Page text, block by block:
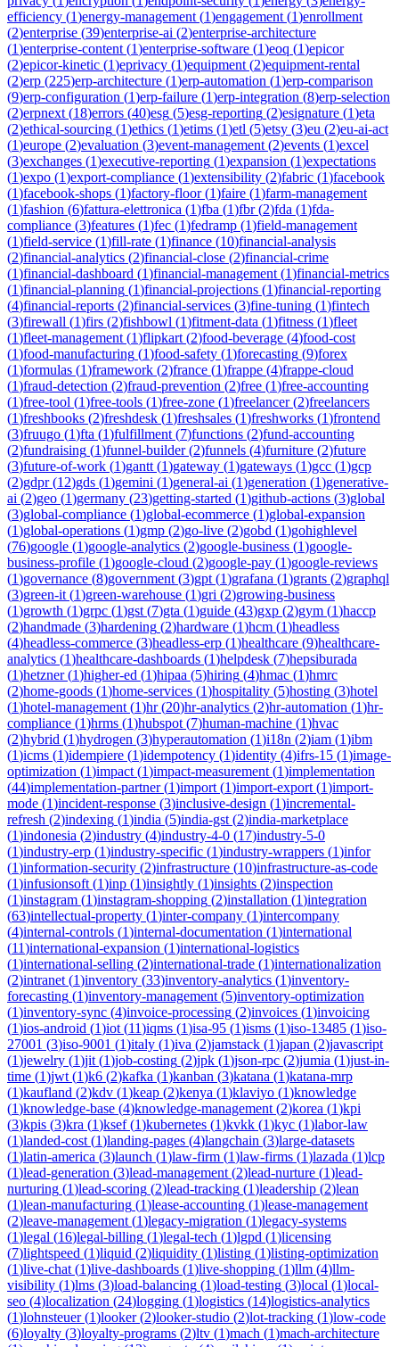
efficiency (1)energy-management (1)engagement (1)enrollment
(2)enterprise (39)enterprise-ai (2)enterprise-architecture
(1)enterprise-content (1)enterprise-software (1)eoq (1)epicor
(2)epicor-kinetic (1)eprivacy (1)equipment (2)equipment-rental
(2)erp (225)erp-architecture (1)erp-automation (1)erp-comparison
(9)erp-configuration (1)erp-failure (1)erp-integration (8)erp-selection
(2)erpnext (18)errors (40)esg (5)esg-reporting (2)esignature (1)eta
(2)ethical-sourcing (1)ethics (1)etims (1)etl (5)etsy (3)eu (2)eu-ai-act
(1)europe (2)evaluation (3)event-management (2)events (1)excel
(3)exchanges (1)executive-reporting (1)expansion (1)expectations
(1)expo (1)export-compliance (1)extensibility (2)fabric (1)facebook
(1)facebook-shops (1)factory-floor(1)faire (1)farm-management
(1)fashion (6)fattura-elettronica (1)fba (1)fbr(2)fda (1)fda-
compliance (3)features (1)fec (1)fedramp (1)field-management
(1)field-service (1)fill-rate (1)finance (10)financial-analysis
(2)financial-analytics (2)financial-close (2)financial-crime
(1)financial-dashboard (1)financial-management (1)financial-metrics
(1)financial-planning (1)financial-projections (1)financial-reporting
(4)financial-reports (2)financial-services (3)fine-tuning (1)fintech
(3)firewall (1)firs (2)fishbowl (1)fitment-data (1)fitness (1)fleet
(1)fleet-management (1)flipkart (2)food-beverage (4)food-cost
(1)food-manufacturing (1)food-safety (1)forecasting (9)forex
(1)formulas (1)framework (2)france (1)frappe (4)frappe-cloud
(1)fraud-detection (2)fraud-prevention (2)free (1)free-accounting
(1)free-tool (1)free-tools (1)free-zone (1)freelancer(2)freelancers
(1)freshbooks (2)freshdesk (1)freshsales (1)freshworks (1)frontend
(3)fruugo (1)fta (1)fulfillment (7)functions (2)fund-accounting
(2)fundraising (1)funnel-builder(2)funnels (4)furniture (2)future
(3)future-of-work (1)gantt (1)gateway (1)gateways (1)gcc (1)gcp
(2)gdpr(12)gds (1)gemini (1)general-ai (1)generation (1)generative-
ai (2)geo (1)germany (23)getting-started (1)github-actions (3)global
(3)global-compliance (1)global-ecommerce (1)global-expansion
(1)global-operations (1)gmp (2)go-live (2)gobd (1)gohighlevel
(76)google (1)google-analytics (2)google-business (1)google-
business-profile (1)google-cloud (2)google-pay (1)google-reviews
(1)governance (8)government (3)gpt (1)grafana (1)grants (2)graphql
(3)green-it (1)green-warehouse (1)gri (2)growing-business
(1)growth (1)grpc (1)gst (7)gta (1)guide (43)gxp (2)gym (1)haccp
(2)handmade (3)hardening (2)hardware (1)hcm (1)headless
(4)headless-commerce (3)headless-erp (1)healthcare (9)healthcare-
analytics (1)healthcare-dashboards (1)helpdesk (7)hepsiburada
(1)hetzner(1)higher-ed (1)hipaa (5)hiring (4)hmac (1)hmrc
(2)home-goods (1)home-services (1)hospitality (5)hosting (3)hotel
(1)hotel-management (1)hr(20)hr-analytics (2)hr-automation (1)hr-
compliance (1)hrms (1)hubspot (7)human-machine (1)hvac
(2)hybrid (1)hydrogen (3)hyperautomation (1)i18n (2)iam (1)ibm
(1)icms (1)idempiere (1)idempotency (1)identity (4)ifrs-15 (1)image-
optimization (1)impact (1)impact-measurement (1)implementation
(44)implementation-partner(1)import (1)import-export (1)import-
mode (1)incident-response (3)inclusive-design (1)incremental-
refresh (2)indexing (1)india (5)india-gst (2)india-marketplace
(1)indonesia (2)industry (4)industry-4-0 (17)industry-5-0
(1)industry-erp (1)industry-specific (1)industry-wrappers (1)infor
(1)information-security (2)infrastructure (10)infrastructure-as-code
(1)infusionsoft (1)inp (1)insightly (1)insights (2)inspection
(1)instagram (1)instagram-shopping (2)installation (1)integration
(63)intellectual-property (1)inter-company (1)intercompany
(4)internal-controls (1)internal-documentation (1)international
(11)international-expansion (1)international-logistics
(1)international-selling (2)international-trade (1)internationalization
(2)intranet (1)inventory (33)inventory-analytics (1)inventory-
forecasting (1)inventory-management (5)inventory-optimization
(1)inventory-sync (4)invoice-processing (2)invoices (1)invoicing
(1)ios-android (1)iot (11)iqms (1)isa-95 (1)isms (1)iso-13485 (1)iso-
27001 (3)iso-9001 (1)italy (1)iva (2)jamstack (1)japan (2)javascript
(1)jewelry (1)jit (1)job-costing (2)jpk (1)json-rpc (2)jumia (1)just-in-
time (1)jwt (1)k6 (2)kafka (1)kanban (3)katana (1)katana-mrp
(1)kaufland (2)kdv (1)keap (2)kenya (1)klaviyo (1)knowledge
(1)knowledge-base (4)knowledge-management (2)korea (1)kpi
(3)kpis (3)kra (1)ksef(1)kubernetes (1)kvkk (1)kyc (1)labor-law
(1)landed-cost (1)landing-pages (4)langchain (3)large-datasets
(1)latin-america (3)launch (1)law-firm (1)law-firms (1)lazada (1)lcp
(1)lead-generation (3)lead-management (2)lead-nurture (1)lead-
nurturing (1)lead-scoring (2)lead-tracking (1)leadership (2)lean
(1)lean-manufacturing (1)lease-accounting (1)lease-management
(2)leave-management (1)legacy-migration (1)legacy-systems
(1)legal (16)legal-billing (1)legal-tech (1)lgpd (1)licensing
(7)lightspeed (1)liquid (2)liquidity (1)listing (1)listing-optimization
(1)live-chat (1)live-dashboards (1)live-shopping (1)llm (4)llm-
visibility (1)lms (3)load-balancing (1)load-testing (3)local (1)local-
seo (4)localization (24)logging (1)logistics (14)logistics-analytics
(1)lohnsteuer(1)looker(2)looker-studio (2)lot-tracking (1)low-code
(6)loyalty (3)loyalty-programs (2)ltv (1)mach (1)mach-architecture